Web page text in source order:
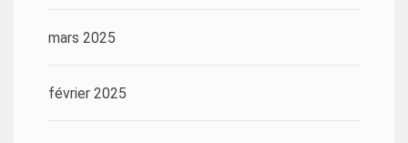
mars 2025
février 2025